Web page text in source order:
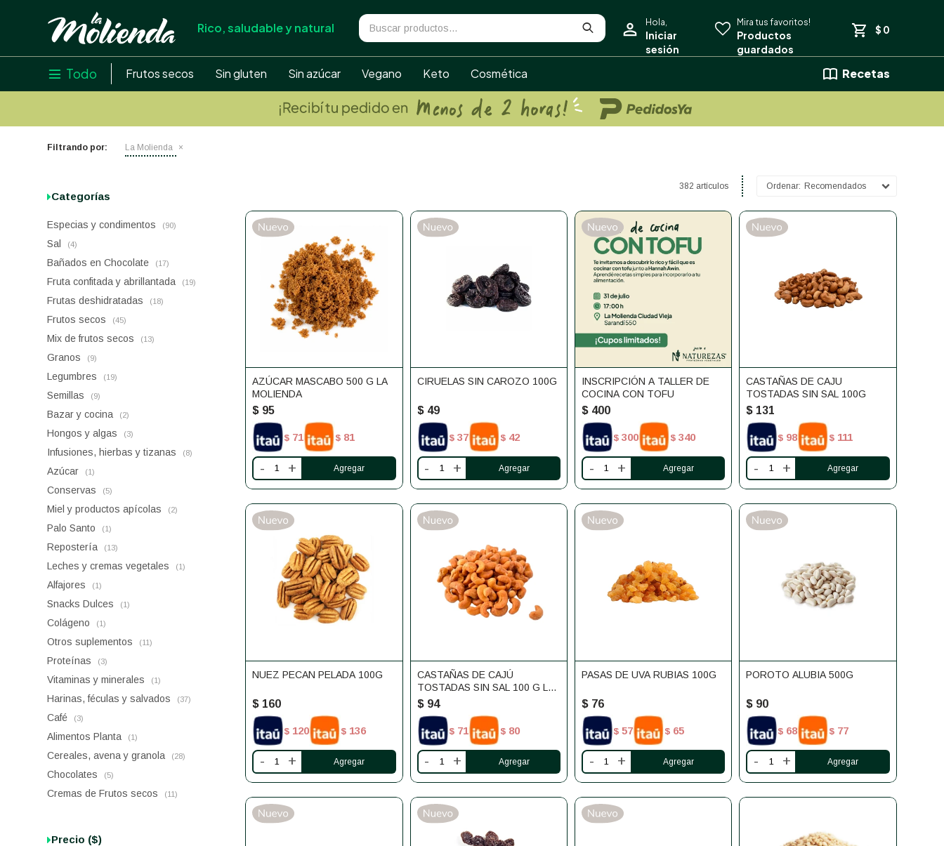
Rico, saludable y natural
 Todo Frutos secos Sin gluten Sin azúcar Vegano Keto Cosmética Recetas
$ 0
Filtrando por: La Molienda
382 artículos Recomendados
AZÚCAR MASCABO 500 G LA
MOLIENDA
$ 95
$ 71 $ 81
- +
CIRUELAS SIN CAROZO 100G
$ 49
$ 37 $ 42
- +
INSCRIPCIÓN A TALLER DE
COCINA CON TOFU
$ 400
$ 300 $ 340
- +
CASTAÑAS DE CAJU
TOSTADAS SIN SAL 100G
$ 131
$ 98 $ 111
- +
NUEZ PECAN PELADA 100G
$ 160
$ 120 $ 136
- +
CASTAÑAS DE CAJÚ
TOSTADAS SIN SAL 100 G LA
MOLIENDA
$ 94
$ 71 $ 80
- +
PASAS DE UVA RUBIAS 100G
$ 76
$ 57 $ 65
- +
POROTO ALUBIA 500G
$ 90
$ 68 $ 77
- +
Categorías
Especias y condimentos (90)
Sal (4)
Bañados en Chocolate (17)
Fruta confitada y abrillantada (19)
Frutas deshidratadas (18)
Frutos secos (45)
Mix de frutos secos (13)
Granos (9)
Legumbres (19)
Semillas (9)
Bazar y cocina (2)
Hongos y algas (3)
Infusiones, hierbas y tizanas (8)
Azúcar (1)
Conservas (5)
Miel y productos apícolas (2)
Palo Santo (1)
Repostería (13)
Leches y cremas vegetales (1)
Alfajores (1)
Snacks Dulces (1)
Colágeno (1)
Otros suplementos (11)
Proteínas (3)
Vitaminas y minerales (1)
Harinas, féculas y salvados (37)
Café (3)
Alimentos Planta (1)
Cereales, avena y granola (28)
Chocolates (5)
Cremas de Frutos secos (11)
Precio ($)
close
store
local_shipping
credit_card